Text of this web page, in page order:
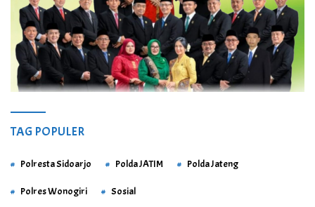
TAG POPULER
Polresta Sidoarjo Polda JATIM Polda Jateng
Polres Wonogiri Sosial